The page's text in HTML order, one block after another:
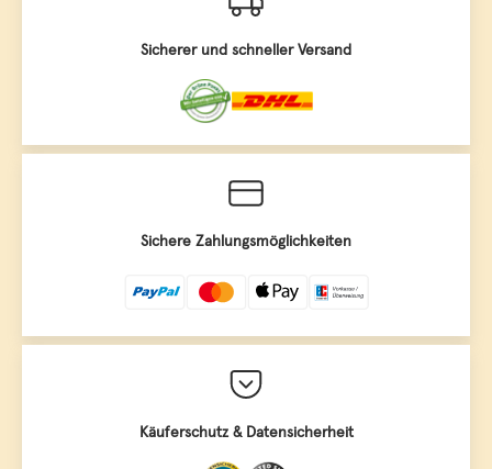
Sicherer und schneller Versand
Sichere Zahlungsmöglichkeiten
Käuferschutz & Datensicherheit